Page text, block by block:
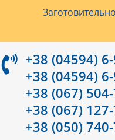
+38 (04594)
+38 (04594)
+38 (067)
+38 (067)
+38 (050)